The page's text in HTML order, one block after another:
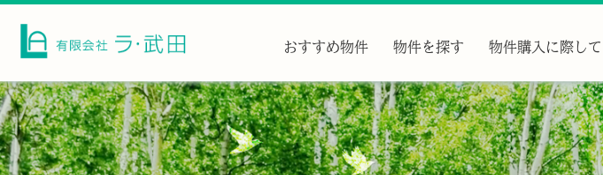
おすすめ物件 物件を探す 物件購入に際して
前
へ